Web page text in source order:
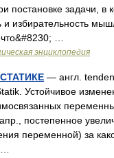
постановке задачи, в
и избирательность
…
энциклопедия
— англ.
Устойчивое
постепенное
переменной) за